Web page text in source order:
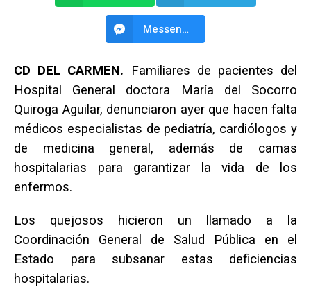
Messenger
CD DEL CARMEN. Familiares de pacientes del
Hospital General doctora María del Socorro
Quiroga Aguilar, denunciaron ayer que hacen falta
médicos especialistas de pediatría, cardiólogos y
de medicina general, además de camas
hospitalarias para garantizar la vida de los
enfermos.
Los quejosos hicieron un llamado a la
Coordinación General de Salud Pública en el
Estado para subsanar estas deficiencias
hospitalarias.